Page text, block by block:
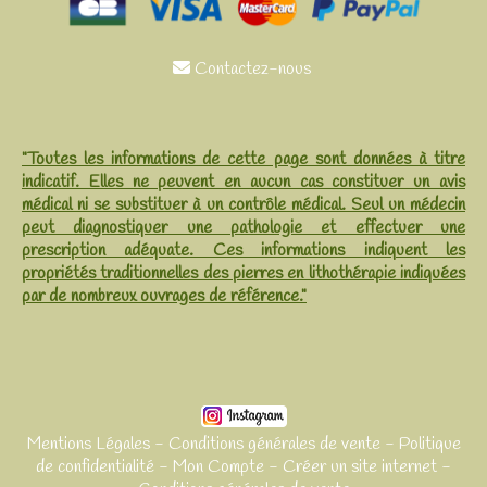
Contactez-nous
"Toutes les informations de cette page sont données à titre
indicatif. Elles ne peuvent en aucun cas constituer un avis
médical ni se substituer à un contrôle médical. Seul un médecin
peut diagnostiquer une pathologie et effectuer une
prescription adéquate. Ces informations indiquent les
propriétés traditionnelles des pierres en lithothérapie indiquées
par de nombreux ouvrages de référence."
Mentions Légales Conditions générales de vente
Politique
de confidentialité
Mon Compte
Créer un site internet